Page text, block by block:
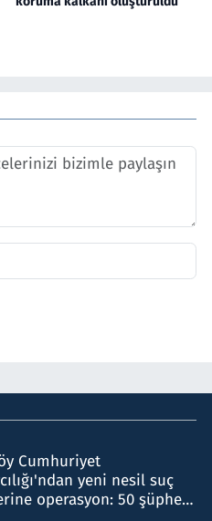
Cumhuriyet
yeni nesil suç
operasyon: 50 şüpheli